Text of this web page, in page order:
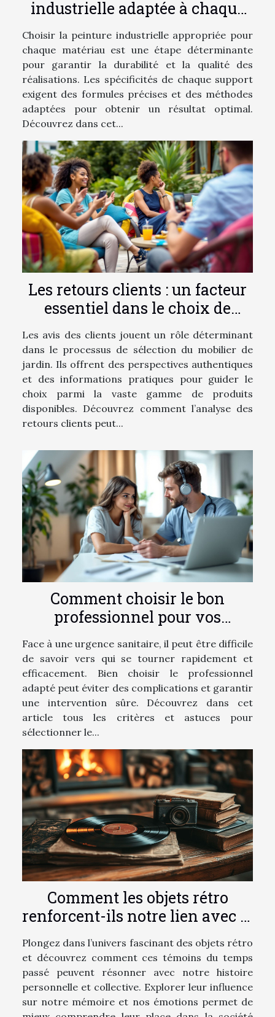
industrielle adaptée à chaque
matériau ?
Choisir la peinture industrielle appropriée pour
chaque matériau est une étape déterminante
pour garantir la durabilité et la qualité des
réalisations. Les spécificités de chaque support
exigent des formules précises et des méthodes
adaptées pour obtenir un résultat optimal.
Découvrez dans cet...
Les retours clients : un facteur
essentiel dans le choix de
mobilier de jardin
Les avis des clients jouent un rôle déterminant
dans le processus de sélection du mobilier de
jardin. Ils offrent des perspectives authentiques
et des informations pratiques pour guider le
choix parmi la vaste gamme de produits
disponibles. Découvrez comment l’analyse des
retours clients peut...
Comment choisir le bon
professionnel pour vos
urgences sanitaires ?
Face à une urgence sanitaire, il peut être difficile
de savoir vers qui se tourner rapidement et
efficacement. Bien choisir le professionnel
adapté peut éviter des complications et garantir
une intervention sûre. Découvrez dans cet
article tous les critères et astuces pour
sélectionner le...
Comment les objets rétro
renforcent-ils notre lien avec le
passé?
Plongez dans l’univers fascinant des objets rétro
et découvrez comment ces témoins du temps
passé peuvent résonner avec notre histoire
personnelle et collective. Explorer leur influence
sur notre mémoire et nos émotions permet de